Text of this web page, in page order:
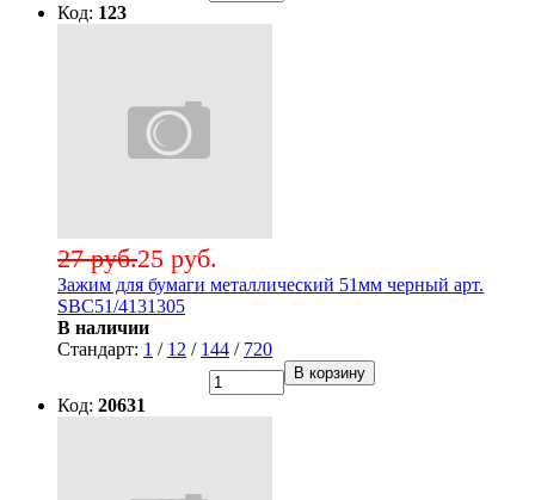
Код: 123
25 руб.
27 руб.
Зажим для бумаги металлический 51мм черный арт.
SBC51/4131305
В наличии
Стандарт: 1 / 12 / 144 / 720
В корзину
Код: 20631